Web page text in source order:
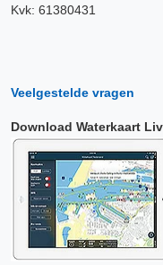
Kvk: 61380431
Veelgestelde vragen
Download Waterkaart